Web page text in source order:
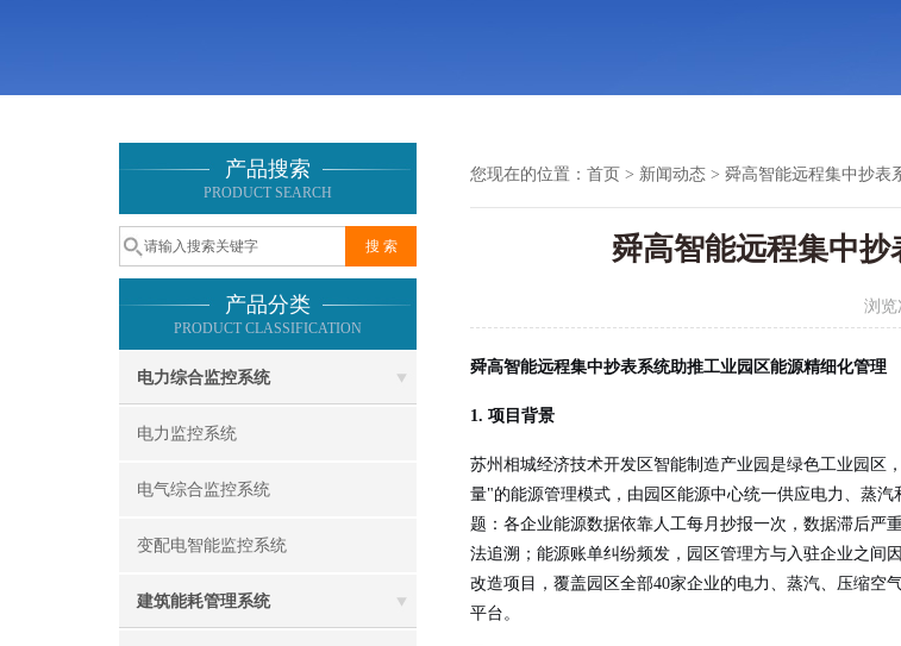
产品搜索
PRODUCT SEARCH
产品分类
PRODUCT CLASSIFICATION
电力综合监控系统
电力监控系统
电气综合监控系统
变配电智能监控系统
建筑能耗管理系统
您现在的位置： 首页 > 新闻动态 > 舜高智能远程集中抄表
舜高智能远程集中
浏览
舜高智能远程集中抄表系统助推工业园区能源精细化管理
1. 项目背景
苏州相城经济技术开发区智能制造产业园是绿色工业园区
量"的能源管理模式，由园区能源中心统一供应电力、蒸
题：各企业能源数据依靠人工每月抄报一次，数据滞后严
法追溯；能源账单纠纷频发，园区管理方与入驻企业之间
改造项目，覆盖园区全部40家企业的电力、蒸汽、压缩空
平台。